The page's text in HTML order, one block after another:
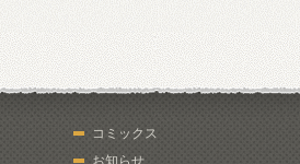
コミックス
お知らせ